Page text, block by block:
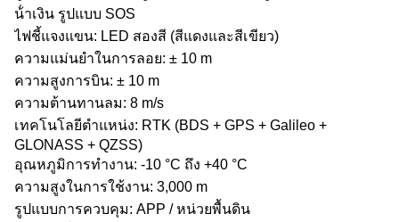
น้ําเงิน รูปแบบ SOS
ไฟชี้แจงแขน: LED สองสี (สีแดงและสีเขียว)
ความแม่นยําในการลอย: ± 10 m
ความสูงการบิน: ± 10 m
ความต้านทานลม: 8 m/s
เทคโนโลยีตําแหน่ง: RTK (BDS + GPS + Galileo +
GLONASS + QZSS)
อุณหภูมิการทํางาน: -10 °C ถึง +40 °C
ความสูงในการใช้งาน: 3,000 m
รูปแบบการควบคุม: APP / หน่วยพื้นดิน